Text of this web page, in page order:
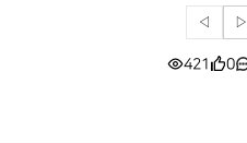
◁ ▷
421 0